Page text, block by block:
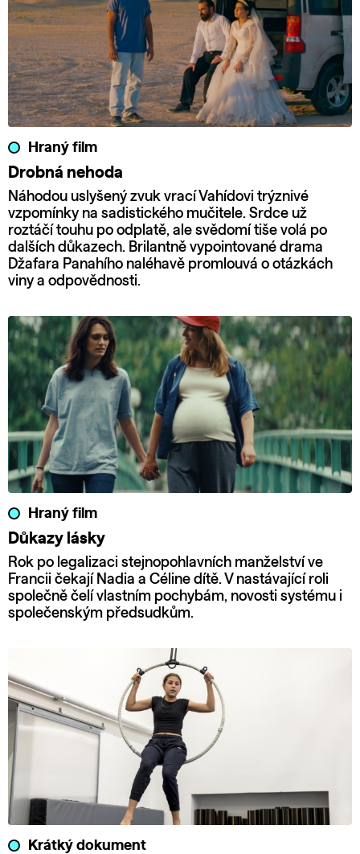
Hraný film
Drobná nehoda
Náhodou uslyšený zvuk vrací Vahídovi trýznivé
vzpomínky na sadistického mučitele. Srdce už
roztáčí touhu po odplatě, ale svědomí tiše volá po
dalších důkazech. Brilantně vypointované drama
Džafara Panahího naléhavě promlouvá o otázkách
viny a odpovědnosti.
Hraný film
Důkazy lásky
Rok po legalizaci stejnopohlavních manželství ve
Francii čekají Nadia a Céline dítě. V nastávající roli
společně čelí vlastním pochybám, novosti systému i
společenským předsudkům.
Krátký dokument